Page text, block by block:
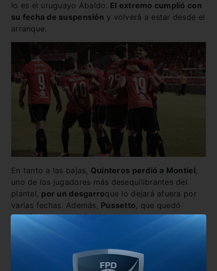
lo es el uruguayo Abaldo. El extremo cumplió con
su fecha de suspensión y volverá a estar desde el
arranque.
En tanto a las bajas, Quinteros perdió a Montiel,
uno de los jugadores más desequilibrantes del
plantel, por un desgarroque lo dejará afuera por
varias fechas. Además, Pussetto, que quedó
desafectado del último encuentro por un
llegue. En caso de que el ex Huracán no esté
disponible, el pibe
Facundo Valdéz se mantendrá